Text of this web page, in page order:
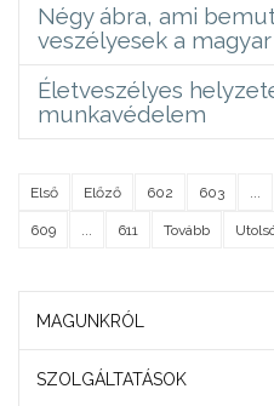
Négy ábra, ami
veszélyesek a
Életveszélyes
munkavédelem
Első Előző 602 603
609 611 Tovább
MAGUNKRÓL
SZOLGÁLTATÁSOK